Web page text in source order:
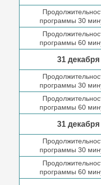
программы 30
программы 60
31
программы 30
программы 60
31 декабря
программы 30
программы 60